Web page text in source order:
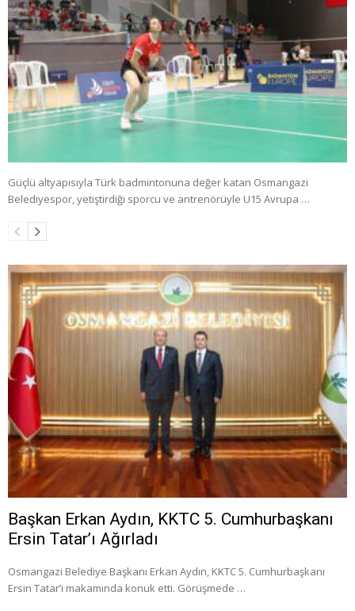
Güçlü altyapısıyla Türk badmintonuna değer katan Osmangazi
Belediyespor, yetiştirdiği sporcu ve antrenörüyle U15 Avrupa …
Başkan Erkan Aydın, KKTC 5. Cumhurbaşkanı
Ersin Tatar’ı Ağırladı
Osmangazi Belediye Başkanı Erkan Aydın, KKTC 5. Cumhurbaşkanı
Ersin Tatar’ı makamında konuk etti. Görüşmede …